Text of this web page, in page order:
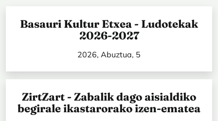
Basauri Kultur Etxea - Ludotekak
2026-2027
2026, Abuztua, 5
ZirtZart - Zabalik dago aisialdiko
begirale ikastarorako izen-ematea